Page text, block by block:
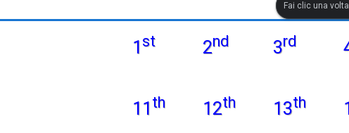
Fai clic una
1st 2nd 3rd
11th 12th 13th